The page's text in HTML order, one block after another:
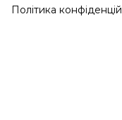
Політика